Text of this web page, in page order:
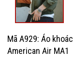
Mã A929: Áo
American Air MA1